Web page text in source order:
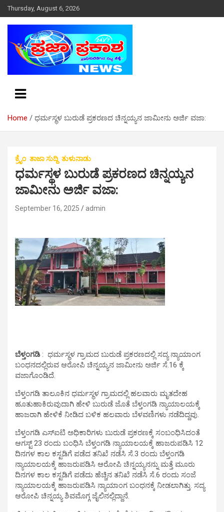
k
t
Thursday, August 6, 2026
Home ಧರ್ಮಸ್ಥಳ ಬುರುಡೆ ಪ್ರಕರಣದ ಚಿನ್ನಯ್ಯನ ಜಾಮೀನು ಅರ್ಜಿ ವಜಾ:
ಕ್ರೈಂ ತಾಜಾ ಸುದ್ದಿ ತುಳುನಾಡು
ಧರ್ಮಸ್ಥಳ ಬುರುಡೆ ಪ್ರಕರಣದ ಚಿನ್ನಯ್ಯನ
ಜಾಮೀನು ಅರ್ಜಿ ವಜಾ:
September 16, 2025 admin
ಬೆಳ್ತಂಗಡಿ: ಧರ್ಮಸ್ಥಳ ಗ್ರಾಮದ ಬುರುಡೆ ಪ್ರಕರಣದಲ್ಲಿ ಸದ್ಯ ನ್ಯಾಯಾಂಗ
ಬಂಧನದಲ್ಲಿರುವ ಆರೋಪಿ ಚಿನ್ನಯ್ಯನ ಜಾಮೀನು ಅರ್ಜಿ ಸೆ.16 ಕ್ಕೆ
ವಜಾಗೊಂಡಿದೆ.
ಬೆಳ್ತಂಗಡಿ ತಾಲೂಕಿನ ಧರ್ಮಸ್ಥಳ ಗ್ರಾಮದಲ್ಲಿ ಹಲವಾರು ಮೃತದೇಹ
ಹೂತುಹಾಕಿರುವುದಾಗಿ ಹೇಳಿ ಬುರುಡೆ ಜೊತೆ ಬೆಳ್ತಂಗಡಿ ನ್ಯಾಯಾಲಯಕ್ಕೆ
ಹಾಜರಾಗಿ ಹೇಳಿಕೆ ನೀಡಿದ ಬಳಿಕ ಹಲವಾರು ಬೆಳವಣಿಗಳು ನಡೆದಿದ್ದವು.
ಬೆಳ್ತಂಗಡಿ ಎಸ್‌‌‌ಐಟಿ ಅಧಿಕಾರಿಗಳು ಬುರುಡೆ ಪ್ರಕರಣಕ್ಕೆ ಸಂಬಂಧಿಸಿದಂತೆ
ಆಗಸ್ಟ್ 23 ರಂದು ಬಂಧಿಸಿ ಬೆಳ್ತಂಗಡಿ ನ್ಯಾಯಾಲಯಕ್ಕೆ ಹಾಜರುಪಡಿಸಿ 12
ದಿನಗಳ ಕಾಲ ಕಸ್ಟಡಿಗೆ ಪಡೆದ ತನಿಖೆ ನಡೆಸಿ ಸೆ.3 ರಂದು ಬೆಳ್ತಂಗಡಿ
ನ್ಯಾಯಾಲಯಕ್ಕೆ ಹಾಜರುಪಡಿಸಿ ಆರೋಪಿ ಚಿನ್ನಯ್ಯನನ್ನು ಮತ್ತೆ ಮೂರು
ದಿನಗಳ ಕಾಲ ಕಸ್ಟಡಿಗೆ ಪಡೆದು ಹೆಚ್ಚಿನ ತನಿಖೆ ನಡೆಸಿ ಸೆ.6 ರಂದು ಸಂಜೆ
ನ್ಯಾಯಾಲಯಕ್ಕೆ ಹಾಜರುಪಡಿಸಿ ನ್ಯಾಯಾಂಗ ಬಂಧನಕ್ಕೆ ನೀಡಲಾಗಿತ್ತು‌. ಸದ್ಯ
ಆರೋಪಿ ಚಿನ್ನಯ್ಯ ಶಿವಮೊಗ್ಗ ಜೈಲಿನಲ್ಲಿದ್ದಾನೆ.